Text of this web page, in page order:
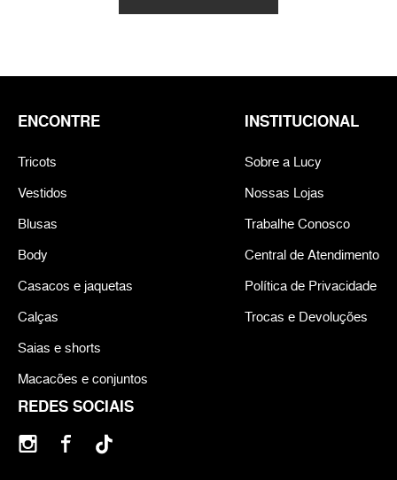
REDES SOCIAIS
ENCONTRE
Tricots
Vestidos
Blusas
Body
Casacos e jaquetas
Calças
Saias e shorts
Macacões e conjuntos
INSTITUCIONAL
Sobre a Lucy
Nossas Lojas
Trabalhe Conosco
Central de Atendimento
Política de Privacidade
Trocas e Devoluções